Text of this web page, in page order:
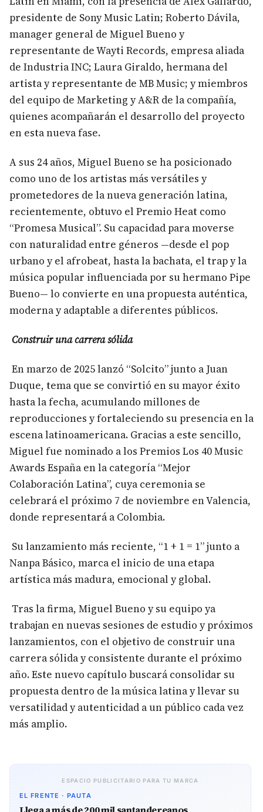
presidente de Sony Music Latin; Roberto Dávila,
manager general de Miguel Bueno y
representante de Wayti Records, empresa aliada
de Industria INC; Laura Giraldo, hermana del
artista y representante de MB Music; y miembros
del equipo de Marketing y A&R de la compañía,
quienes acompañarán el desarrollo del proyecto
en esta nueva fase.
A sus 24 años, Miguel Bueno se ha posicionado
como uno de los artistas más versátiles y
prometedores de la nueva generación latina,
recientemente, obtuvo el Premio Heat como
“Promesa Musical”. Su capacidad para moverse
con naturalidad entre géneros —desde el pop
urbano y el afrobeat, hasta la bachata, el trap y la
música popular influenciada por su hermano Pipe
Bueno— lo convierte en una propuesta auténtica,
moderna y adaptable a diferentes públicos.
Construir una carrera sólida
En marzo de 2025 lanzó “Solcito” junto a Juan
Duque, tema que se convirtió en su mayor éxito
hasta la fecha, acumulando millones de
reproducciones y fortaleciendo su presencia en la
escena latinoamericana. Gracias a este sencillo,
Miguel fue nominado a los Premios Los 40 Music
Awards España en la categoría “Mejor
Colaboración Latina”, cuya ceremonia se
celebrará el próximo 7 de noviembre en Valencia,
donde representará a Colombia.
Su lanzamiento más reciente, “1 + 1 = 1” junto a
Nanpa Básico, marca el inicio de una etapa
artística más madura, emocional y global.
Tras la firma, Miguel Bueno y su equipo ya
trabajan en nuevas sesiones de estudio y próximos
lanzamientos, con el objetivo de construir una
carrera sólida y consistente durante el próximo
año. Este nuevo capítulo buscará consolidar su
propuesta dentro de la música latina y llevar su
versatilidad y autenticidad a un público cada vez
más amplio.
ESPACIO PUBLICITARIO PARA TU MARCA
EL FRENTE · PAUTA